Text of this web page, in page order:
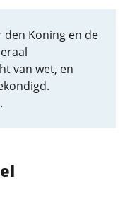
Koning en de
van wet, en